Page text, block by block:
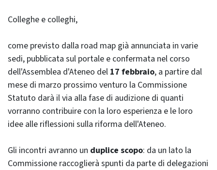
Colleghe e colleghi,
come previsto dalla road map già annunciata in varie
sedi, pubblicata sul portale e confermata nel corso
dell'Assemblea d'Ateneo del 17 febbraio, a partire dal
mese di marzo prossimo venturo la Commissione
Statuto darà il via alla fase di audizione di quanti
vorranno contribuire con la loro esperienza e le loro
idee alle riflessioni sulla riforma dell'Ateneo.
Gli incontri avranno un duplice scopo: da un lato la
Commissione raccoglierà spunti da parte di delegazioni